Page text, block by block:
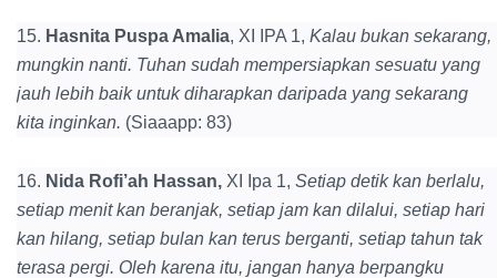
15. Hasnita Puspa Amalia, XI IPA 1, Kalau bukan sekarang,
mungkin nanti. Tuhan sudah mempersiapkan sesuatu yang
jauh lebih baik untuk diharapkan daripada yang sekarang
kita inginkan. (Siaaapp: 83)
16. Nida Rofi’ah Hassan, XI Ipa 1, Setiap detik kan berlalu,
setiap menit kan beranjak, setiap jam kan dilalui, setiap hari
kan hilang, setiap bulan kan terus berganti, setiap tahun tak
terasa pergi. Oleh karena itu, jangan hanya berpangku